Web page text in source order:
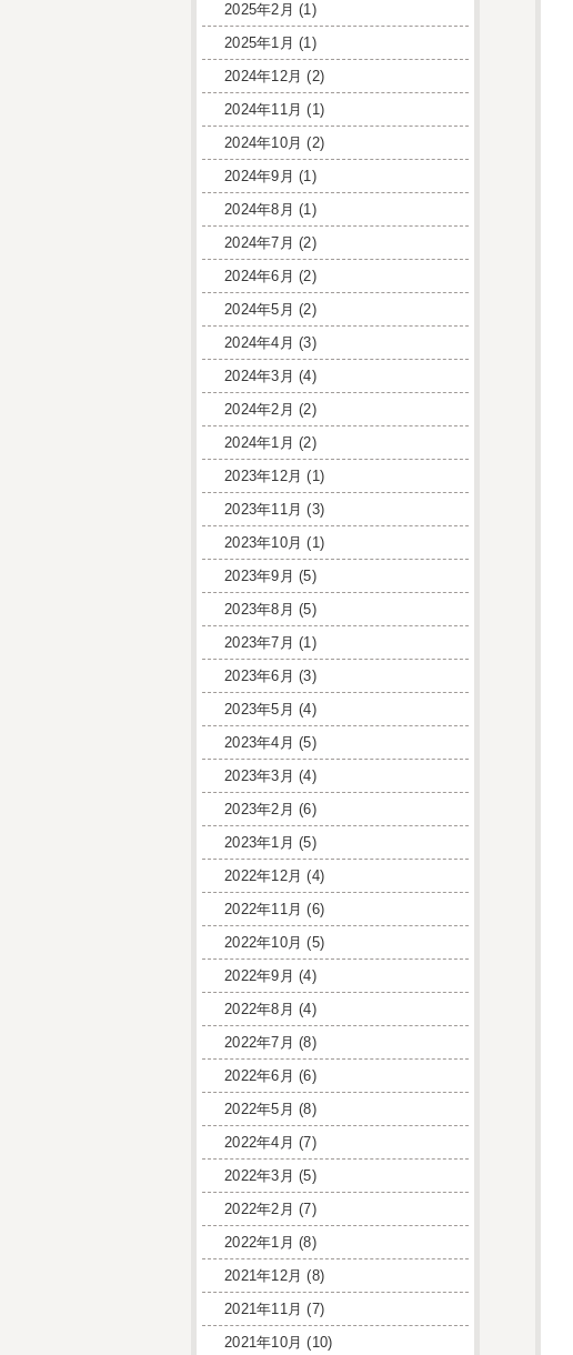
2025年2月 (1)
2025年1月 (1)
2024年12月 (2)
2024年11月 (1)
2024年10月 (2)
2024年9月 (1)
2024年8月 (1)
2024年7月 (2)
2024年6月 (2)
2024年5月 (2)
2024年4月 (3)
2024年3月 (4)
2024年2月 (2)
2024年1月 (2)
2023年12月 (1)
2023年11月 (3)
2023年10月 (1)
2023年9月 (5)
2023年8月 (5)
2023年7月 (1)
2023年6月 (3)
2023年5月 (4)
2023年4月 (5)
2023年3月 (4)
2023年2月 (6)
2023年1月 (5)
2022年12月 (4)
2022年11月 (6)
2022年10月 (5)
2022年9月 (4)
2022年8月 (4)
2022年7月 (8)
2022年6月 (6)
2022年5月 (8)
2022年4月 (7)
2022年3月 (5)
2022年2月 (7)
2022年1月 (8)
2021年12月 (8)
2021年11月 (7)
2021年10月 (10)